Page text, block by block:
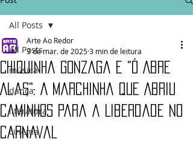
All Posts
música
dança
literatura
cinema
All Posts
Chiquinha Gonzaga e "Ó Abre
Alas": A Marchinha que Abriu
Caminhos para a Liberdade no
Carnaval
Arte Ao Redor
3 de mar. de 20253 min de leitura